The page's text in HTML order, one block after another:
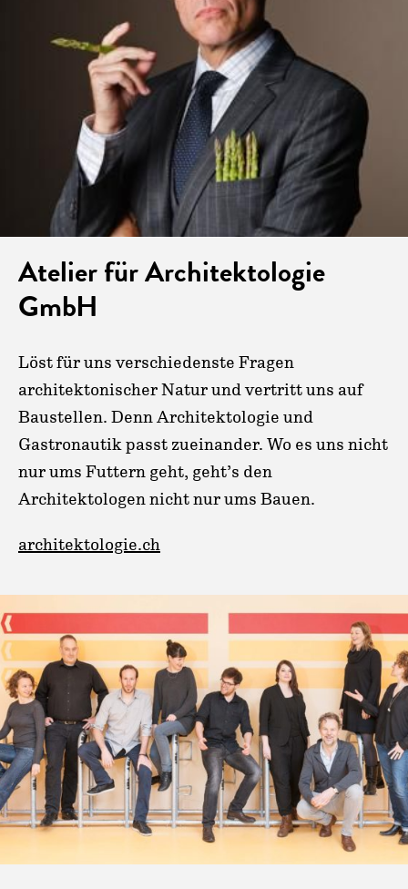
Atelier für Architektologie
GmbH
Löst für uns verschiedenste Fragen
architektonischer Natur und vertritt uns auf
Baustellen. Denn Architektologie und
Gastronautik passt zueinander. Wo es uns nicht
nur ums Futtern geht, geht’s den
Architektologen nicht nur ums Bauen.
architektologie.ch